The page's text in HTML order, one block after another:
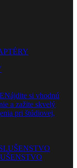
Nájdite si vhodnú
a zažite skvelý
pri štúdiovej,